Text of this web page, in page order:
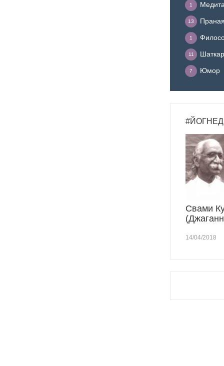
1
13
1
11
Юмор
7
Свами
14/04/2018